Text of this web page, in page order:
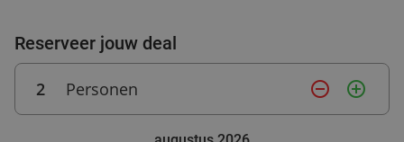
Reserveer jouw deal
2 Personen remove_circle_outline add_circle_outline